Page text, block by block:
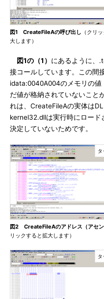
図1 CreateFileAの呼び出し （クリ
大します）
図1の（1） にあるように、
接コールしています。この間
idata:0040A004のメモリの値
だ値が格納されていないこと
れは、CreateFileAの実体は
kernel32.dllは実行時にロー
決定していないためです。
図2 CreateFileAのアドレス（アセン
リックすると拡大します）